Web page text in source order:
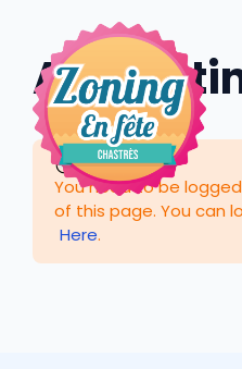
contenu
Add
You need to be
of this page. You can
Here.